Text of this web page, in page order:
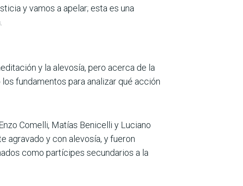
y vamos a apelar; esta es una
y la alevosía, pero acerca de la
fundamentos para analizar qué acción
Comelli, Matías Benicelli y Luciano
agravado y con alevosía, y fueron
como partícipes secundarios a la